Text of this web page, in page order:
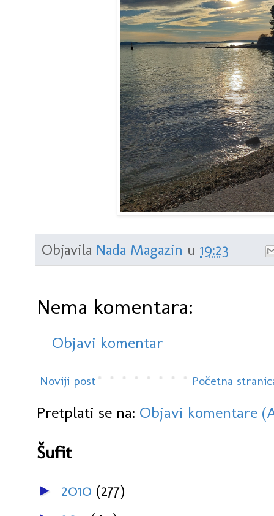
Objavila Nada Magazin u 19:23
Nema komentara:
Objavi komentar
Noviji post Početna
Pretplati se na: Objavi komentare
Šufit
► 2010 (277)